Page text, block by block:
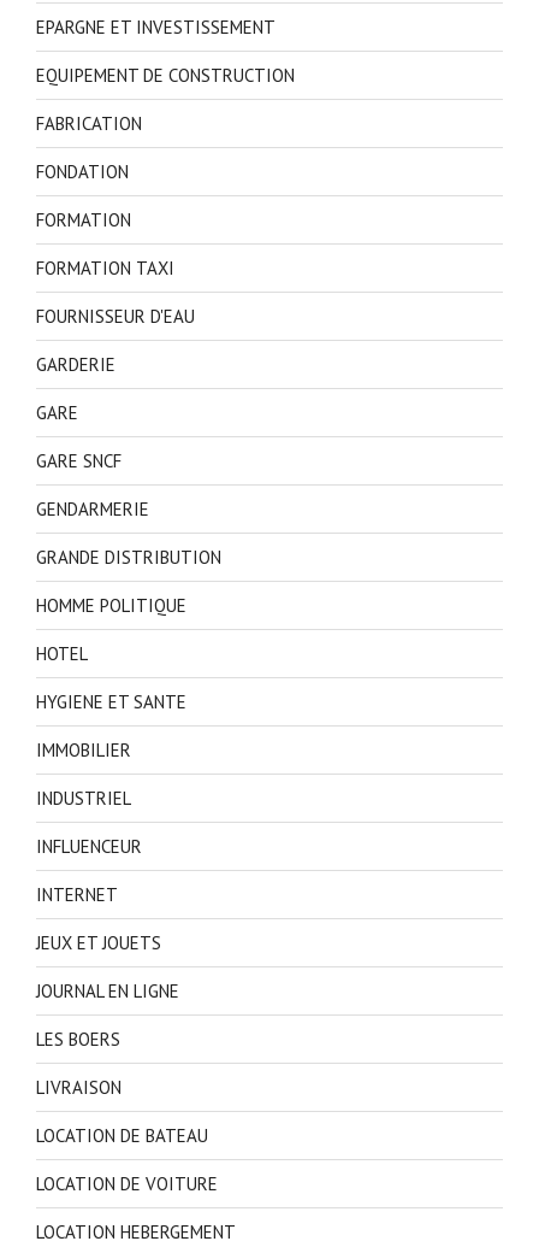
EPARGNE ET INVESTISSEMENT
EQUIPEMENT DE CONSTRUCTION
FABRICATION
FONDATION
FORMATION
FORMATION TAXI
FOURNISSEUR D'EAU
GARDERIE
GARE
GARE SNCF
GENDARMERIE
GRANDE DISTRIBUTION
HOMME POLITIQUE
HOTEL
HYGIENE ET SANTE
IMMOBILIER
INDUSTRIEL
INFLUENCEUR
INTERNET
JEUX ET JOUETS
JOURNAL EN LIGNE
LES BOERS
LIVRAISON
LOCATION DE BATEAU
LOCATION DE VOITURE
LOCATION HEBERGEMENT